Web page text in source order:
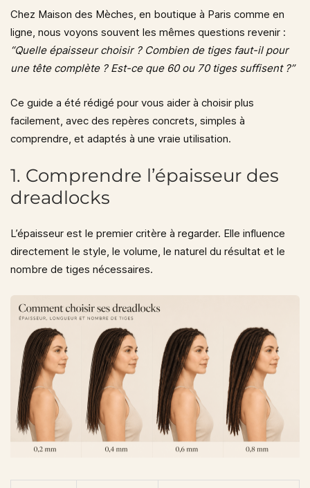
Chez Maison des Mèches, en boutique à Paris comme en
ligne, nous voyons souvent les mêmes questions revenir :
“Quelle épaisseur choisir ? Combien de tiges faut-il pour
une tête complète ? Est-ce que 60 ou 70 tiges suffisent ?”
Ce guide a été rédigé pour vous aider à choisir plus
facilement, avec des repères concrets, simples à
comprendre, et adaptés à une vraie utilisation.
1. Comprendre l’épaisseur des
dreadlocks
L’épaisseur est le premier critère à regarder. Elle influence
directement le style, le volume, le naturel du résultat et le
nombre de tiges nécessaires.